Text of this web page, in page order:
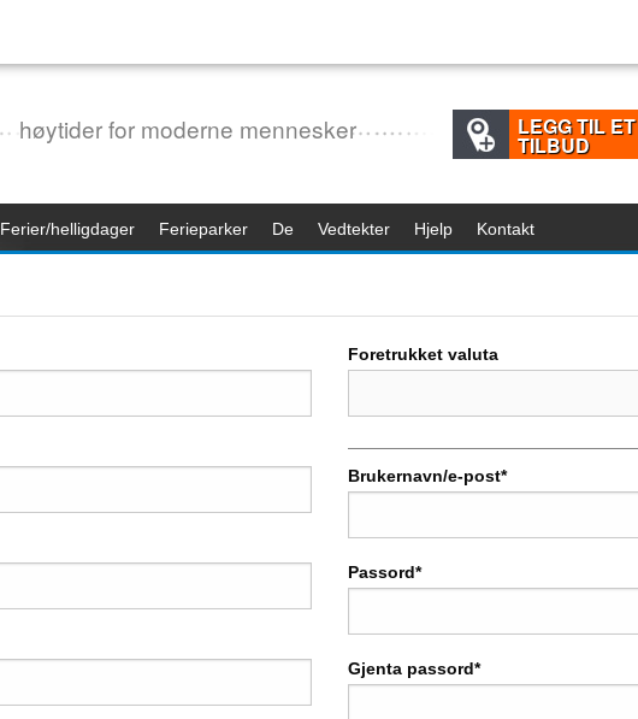
høytider for moderne mennesker LEGG TIL ET
TILBUD
Ferier/helligdager Ferieparker De Vedtekter Hjelp Kontakt
Foretrukket valuta
Brukernavn/e-post*
Passord*
Gjenta passord*